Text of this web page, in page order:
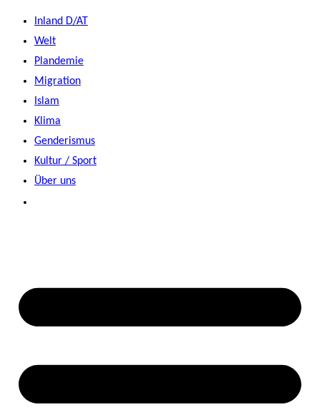
Zum
Inhalt
springen
Inland D/AT
Welt
Plandemie
Migration
Islam
Klima
Genderismus
Kultur / Sport
Über uns